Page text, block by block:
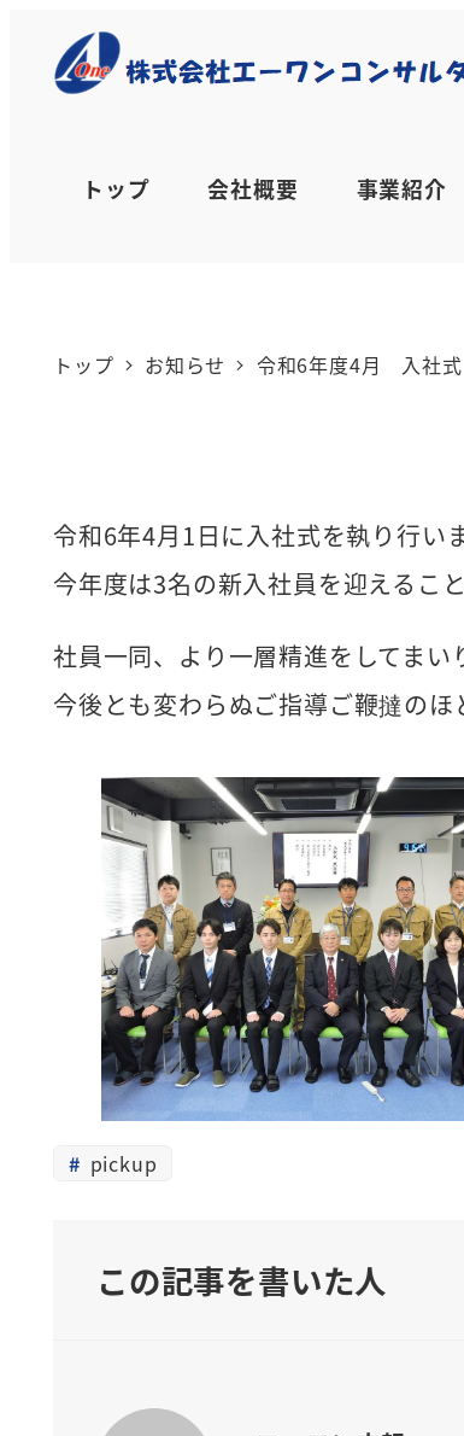
トップ 会社概要 事業紹介
トップ お知らせ 令和6年度4月 入社式
令和6年4月1日に入社式を執り行い
今年度は3名の新入社員を迎えるこ
社員一同、より一層精進をしてまい
今後とも変わらぬご指導ご鞭撻のほ
pickup
この記事を書いた人